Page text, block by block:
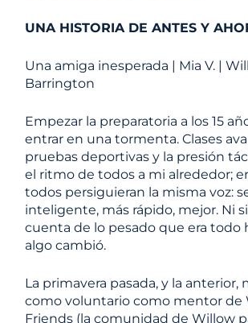
UNA HISTORIA DE ANTES Y
Una amiga inesperada | Mia V. |
Barrington
Empezar la preparatoria a los 15
entrar en una tormenta. Clases
pruebas deportivas y la presión
el ritmo de todos a mi alrededor;
todos persiguieran la misma voz:
inteligente, más rápido, mejor. Ni
cuenta de lo pesado que era todo
algo cambió.
La primavera pasada, y la anterior,
como voluntario como mentor de
Friends (la comunidad de Willow